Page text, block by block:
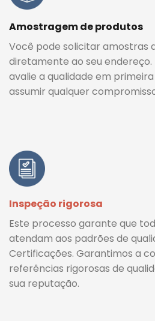
Amostragem de produtos
Você pode solicitar amostras
diretamente ao seu
avalie a qualidade em
assumir qualquer
Inspeção rigorosa
Este processo garante que
atendam aos padrões de
Certificações. Garantimos a
referências rigorosas de
sua reputação.